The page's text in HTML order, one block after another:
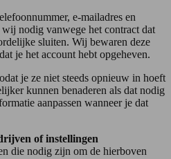
e-mailadres en
nodig vanwege het contract dat
sluiten. Wij bewaren deze
je het account hebt opgeheven.
je ze niet steeds opnieuw in hoeft
kunnen benaderen als dat nodig
aanpassen wanneer je dat
of instellingen
die nodig zijn om de hierboven